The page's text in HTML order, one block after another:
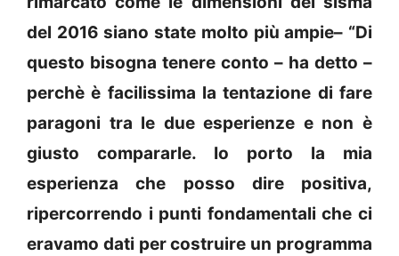
del 2016 siano state molto più ampie– “Di
questo bisogna tenere conto – ha detto –
perchè è facilissima la tentazione di fare
paragoni tra le due esperienze e non è
giusto compararle. Io porto la mia
esperienza che posso dire positiva,
ripercorrendo i punti fondamentali che ci
eravamo dati per costruire un programma